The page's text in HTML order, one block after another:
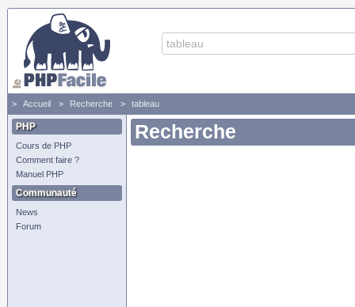
Accueil Recherche tableau
PHP
Cours de PHP
Comment faire ?
Manuel PHP
Communauté
News
Forum
Recherche